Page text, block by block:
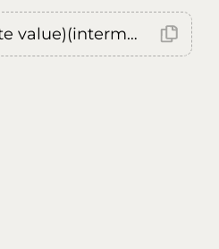
Error: (intermediate value)(intermediate value)(intermediate value).replaceAll is not a function